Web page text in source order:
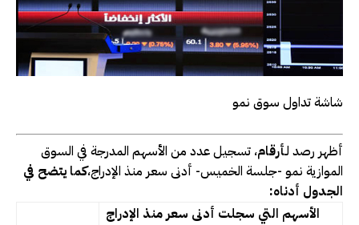
شاشة تداول سوق نمو
أظهر رصد لـأرقام، تسجيل عدد من الأسهم المدرجة في السوق
الموازية نمو -جلسة الخميس- أدنى سعر منذ الإدراج،كما يتضح في
الجدول أدناه:
الأسهم التي سجلت أدنى سعر منذ الإدراج